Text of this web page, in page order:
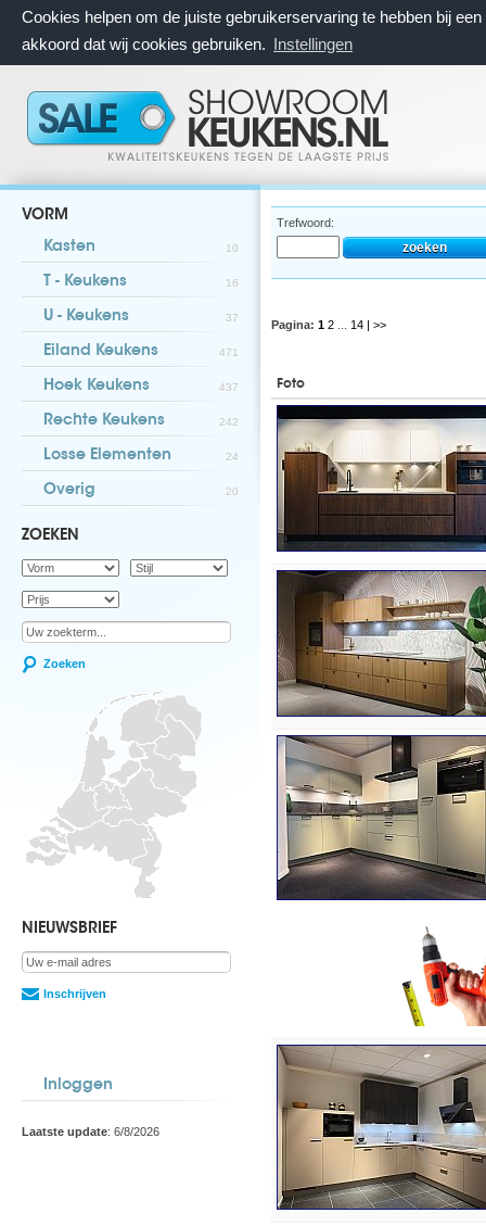
Cookies helpen om de juiste gebruikerservaring te hebben bij
akkoord dat wij cookies gebruiken. Instellingen
VORM
Kasten 10
T - Keukens 16
U - Keukens 37
Eiland Keukens 471
Hoek Keukens 437
Rechte Keukens 242
Losse Elementen 24
Overig 20
ZOEKEN
Zoeken
NIEUWSBRIEF
Inschrijven
Inloggen
Laatste update: 6/8/2026
Trefwoord:
Pagina: 1 2 14 | >>
Foto